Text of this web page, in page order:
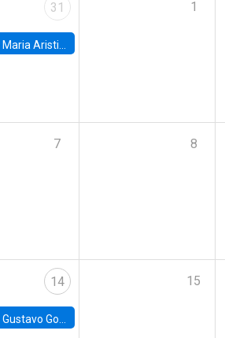
31
Maria Aristizabal-Ramirez, FED Board
1
7 8
14
Gustavo González - Banco Central de Chile
15